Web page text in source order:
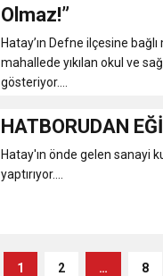
Olmaz!”
Hatay’ın Defne ilçesine
mahallede yıkılan okul ve
gösteriyor....
HATBORUDAN
Hatay'ın önde gelen sanayi
yaptırıyor....
1 2 … 8